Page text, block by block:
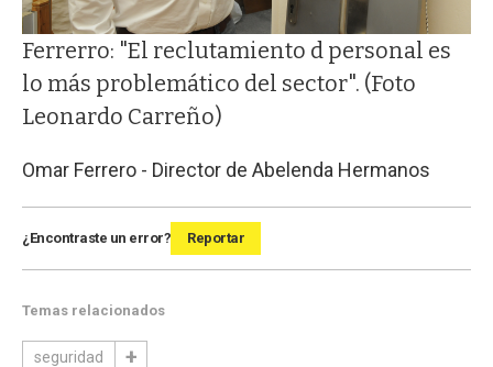
Ferrerro: "El reclutamiento d personal es
lo más problemático del sector". (Foto
Leonardo Carreño)
Omar Ferrero - Director de Abelenda Hermanos
¿Encontraste un error? Reportar
Temas relacionados
seguridad